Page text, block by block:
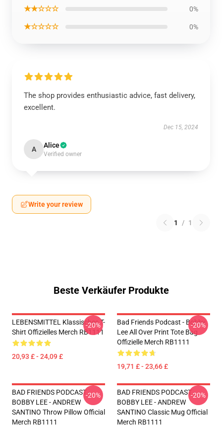
★★☆☆☆ 0%
★☆☆☆☆ 0%
The shop provides enthusiastic advice, fast delivery,
excellent.
Dec 15, 2024
A Alice
Verified owner
Write your review
1 / 1
Beste Verkäufer Produkte
LEBENSMITTEL Klassisches T-
Shirt Offizielles Merch RB1111
20,93 £ - 24,09 £
-20%
Bad Friends Podcast - Bobby
Lee All Over Print Tote Bag
Offizielle Merch RB1111
19,71 £ - 23,66 £
-20%
BAD FRIENDS PODCAST -
BOBBY LEE - ANDREW
SANTINO Throw Pillow Official
Merch RB1111
-20%
BAD FRIENDS PODCAST -
BOBBY LEE - ANDREW
SANTINO Classic Mug Official
Merch RB1111
-20%